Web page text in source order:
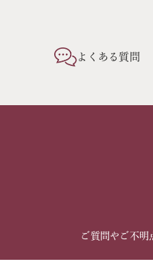
よくある質問
ご質問やご不明